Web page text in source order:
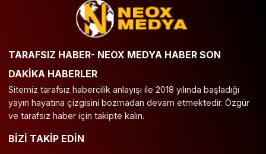
Sakarya Samsun
Sinop
Tekirdağ Tokat Trabzon Tunceli
Uşak Van
Zonguldak
TARAFSIZ HABER- NEOX MEDYA HABER SON
DAKİKA HABERLER
Sitemiz tarafsız habercilik anlayışı ile 2018 yılında başladığı
yayın hayatına çizgisini bozmadan devam etmektedir. Özgür
ve tarafsız haber için takipte kalın.
BİZİ TAKİP EDİN